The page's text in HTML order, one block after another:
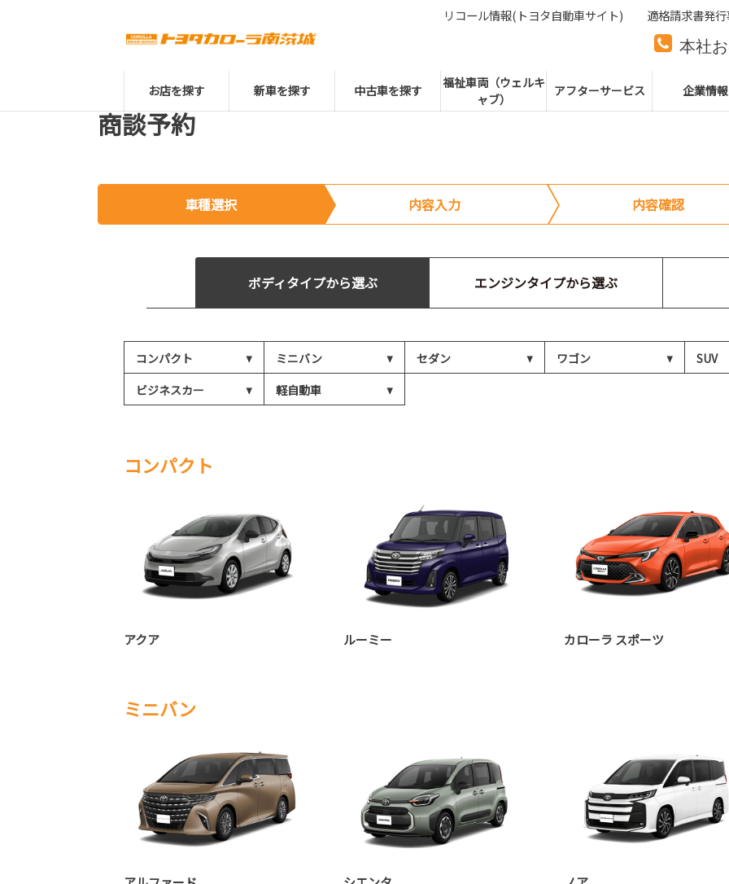
本社
お店を探す 新車を探す 中古車を探す
福祉車両（ウェルキ
ャブ）
アフターサービス 企業情報
リコール情報(トヨタ自動車サイト) 適格請求書発
商談予約
車種選択 内容入力 内容確認
ボディタイプから選ぶ エンジンタイプから選ぶ
コンパクト ミニバン セダン ワゴン
SUV
ビジネスカー
軽自動車
コンパクト
アクア ルーミー カローラ スポーツ
ミニバン